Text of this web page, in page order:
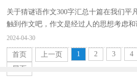
关于猜谜语作文300字汇总十篇在我们平
触到作文吧，作文是经过人的思想考虑
一个主题意义的记叙方法。相信很多朋友
2024-04-30
首页 上一页 1 2 3 4
尾页